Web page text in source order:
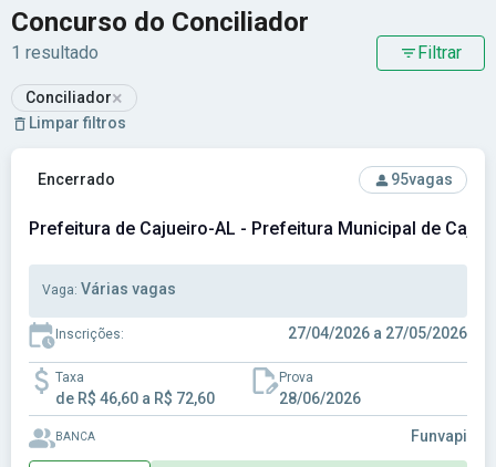
Concurso do Conciliador
1 resultado Filtrar
Conciliador×
Limpar filtros
Ver concurso: Prefeitura de Cajueiro-AL - Prefeitura
Encerrado 95vagas
Prefeitura de Cajueiro-AL - Prefeitura Municipal de
Vaga: Várias vagas
Inscrições: 27/04/2026 a 27/05/2026
Taxa
de R$ 46,60 a R$ 72,60
Prova
28/06/2026
BANCA Funvapi